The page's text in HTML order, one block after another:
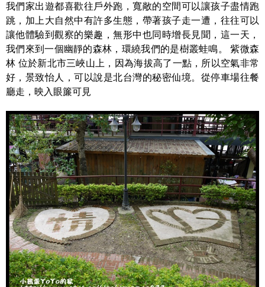
我們家出遊都喜歡往戶外跑，寬敞的空間可以讓孩子盡情跑
跳，加上大自然中有許多生態，帶著孩子走一遭，往往可以
讓他體驗到觀察的樂趣，無形中也同時增長見聞，這一天，
我們來到一個幽靜的森林，環繞我們的是樹叢蛙鳴。 紫微森
林 位於新北市三峽山上，因為海拔高了一點，所以空氣非常
好，景致怡人，可以說是北台灣的秘密仙境。從停車場往餐
廳走，映入眼簾可見